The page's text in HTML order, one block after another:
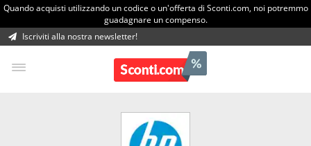
Quando acquisti utilizzando un codice o un'offerta di Sconti.com, noi potremmo
guadagnare un compenso.
Iscriviti alla nostra newsletter!